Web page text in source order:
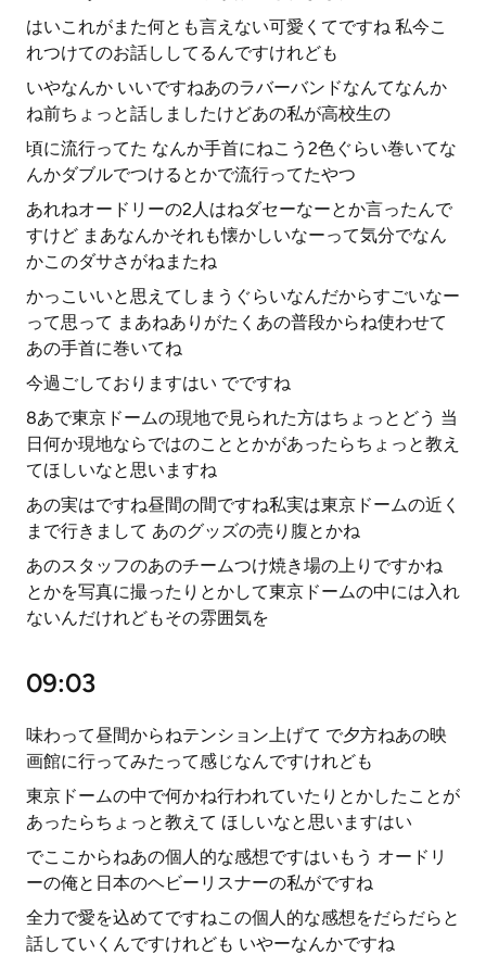
はいこれがまた何とも言えない可愛くてですね 私今こ
れつけてのお話ししてるんですけれども
いやなんか いいですねあのラバーバンドなんてなんか
ね前ちょっと話しましたけどあの私が高校生の
頃に流行ってた なんか手首にねこう2色ぐらい巻いてな
んかダブルでつけるとかで流行ってたやつ
あれねオードリーの2人はねダセーなーとか言ったんで
すけど まあなんかそれも懐かしいなーって気分でなん
かこのダサさがねまたね
かっこいいと思えてしまうぐらいなんだからすごいなー
って思って まあねありがたくあの普段からね使わせて
あの手首に巻いてね
今過ごしておりますはい でですね
8あで東京ドームの現地で見られた方はちょっとどう 当
日何か現地ならではのこととかがあったらちょっと教え
てほしいなと思いますね
あの実はですね昼間の間ですね私実は東京ドームの近く
まで行きまして あのグッズの売り腹とかね
あのスタッフのあのチームつけ焼き場の上りですかね
とかを写真に撮ったりとかして東京ドームの中には入れ
ないんだけれどもその雰囲気を
09:03
味わって昼間からねテンション上げて で夕方ねあの映
画館に行ってみたって感じなんですけれども
東京ドームの中で何かね行われていたりとかしたことが
あったらちょっと教えて ほしいなと思いますはい
でここからねあの個人的な感想ですはいもう オードリ
ーの俺と日本のヘビーリスナーの私がですね
全力で愛を込めてですねこの個人的な感想をだらだらと
話していくんですけれども いやーなんかですね